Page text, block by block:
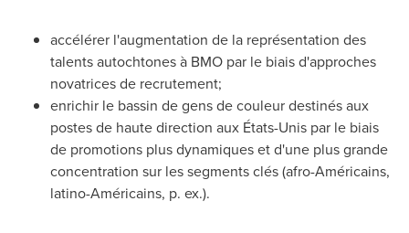
accélérer l'augmentation de la représentation des
talents autochtones à BMO par le biais d'approches
novatrices de recrutement;
enrichir le bassin de gens de couleur destinés aux
postes de haute direction aux États-Unis par le biais
de promotions plus dynamiques et d'une plus grande
concentration sur les segments clés (afro-Américains,
latino-Américains, p. ex.).